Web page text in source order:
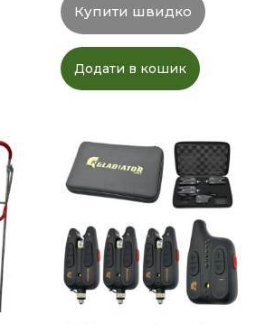
Купити швидко
Додати в кошик